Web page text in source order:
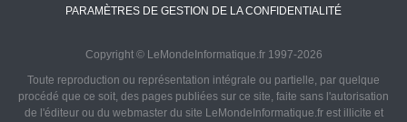
PARAMÈTRES DE GESTION DE LA CONFIDENTIALITÉ
Copyright © LeMondeInformatique.fr 1997-2026
Toute reproduction ou représentation intégrale ou partielle, par quelque
procédé que ce soit, des pages publiées sur ce site, faite sans l'autorisation
de l'éditeur ou du webmaster du site LeMondeInformatique.fr est illicite et